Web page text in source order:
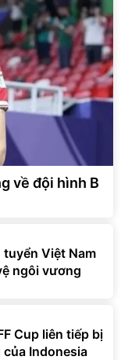
về đội hình B
Việt Nam
ngôi vương
Cup liên tiếp bị
Indonesia